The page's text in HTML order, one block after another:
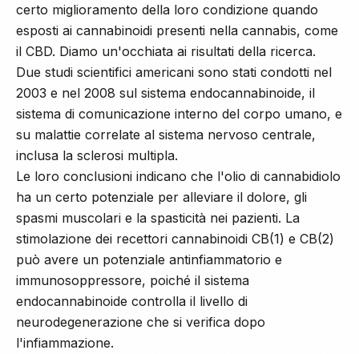
certo miglioramento della loro condizione quando
esposti ai cannabinoidi presenti nella cannabis, come
il CBD. Diamo un'occhiata ai risultati della ricerca.
Due studi scientifici americani sono stati condotti nel
2003 e nel 2008 sul sistema endocannabinoide, il
sistema di comunicazione interno del corpo umano, e
su malattie correlate al sistema nervoso centrale,
inclusa la sclerosi multipla.
Le loro conclusioni indicano che l'olio di cannabidiolo
ha un certo potenziale per alleviare il dolore, gli
spasmi muscolari e la spasticità nei pazienti. La
stimolazione dei recettori cannabinoidi CB(1) e CB(2)
può avere un potenziale antinfiammatorio e
immunosoppressore, poiché il sistema
endocannabinoide controlla il livello di
neurodegenerazione che si verifica dopo
l'infiammazione.